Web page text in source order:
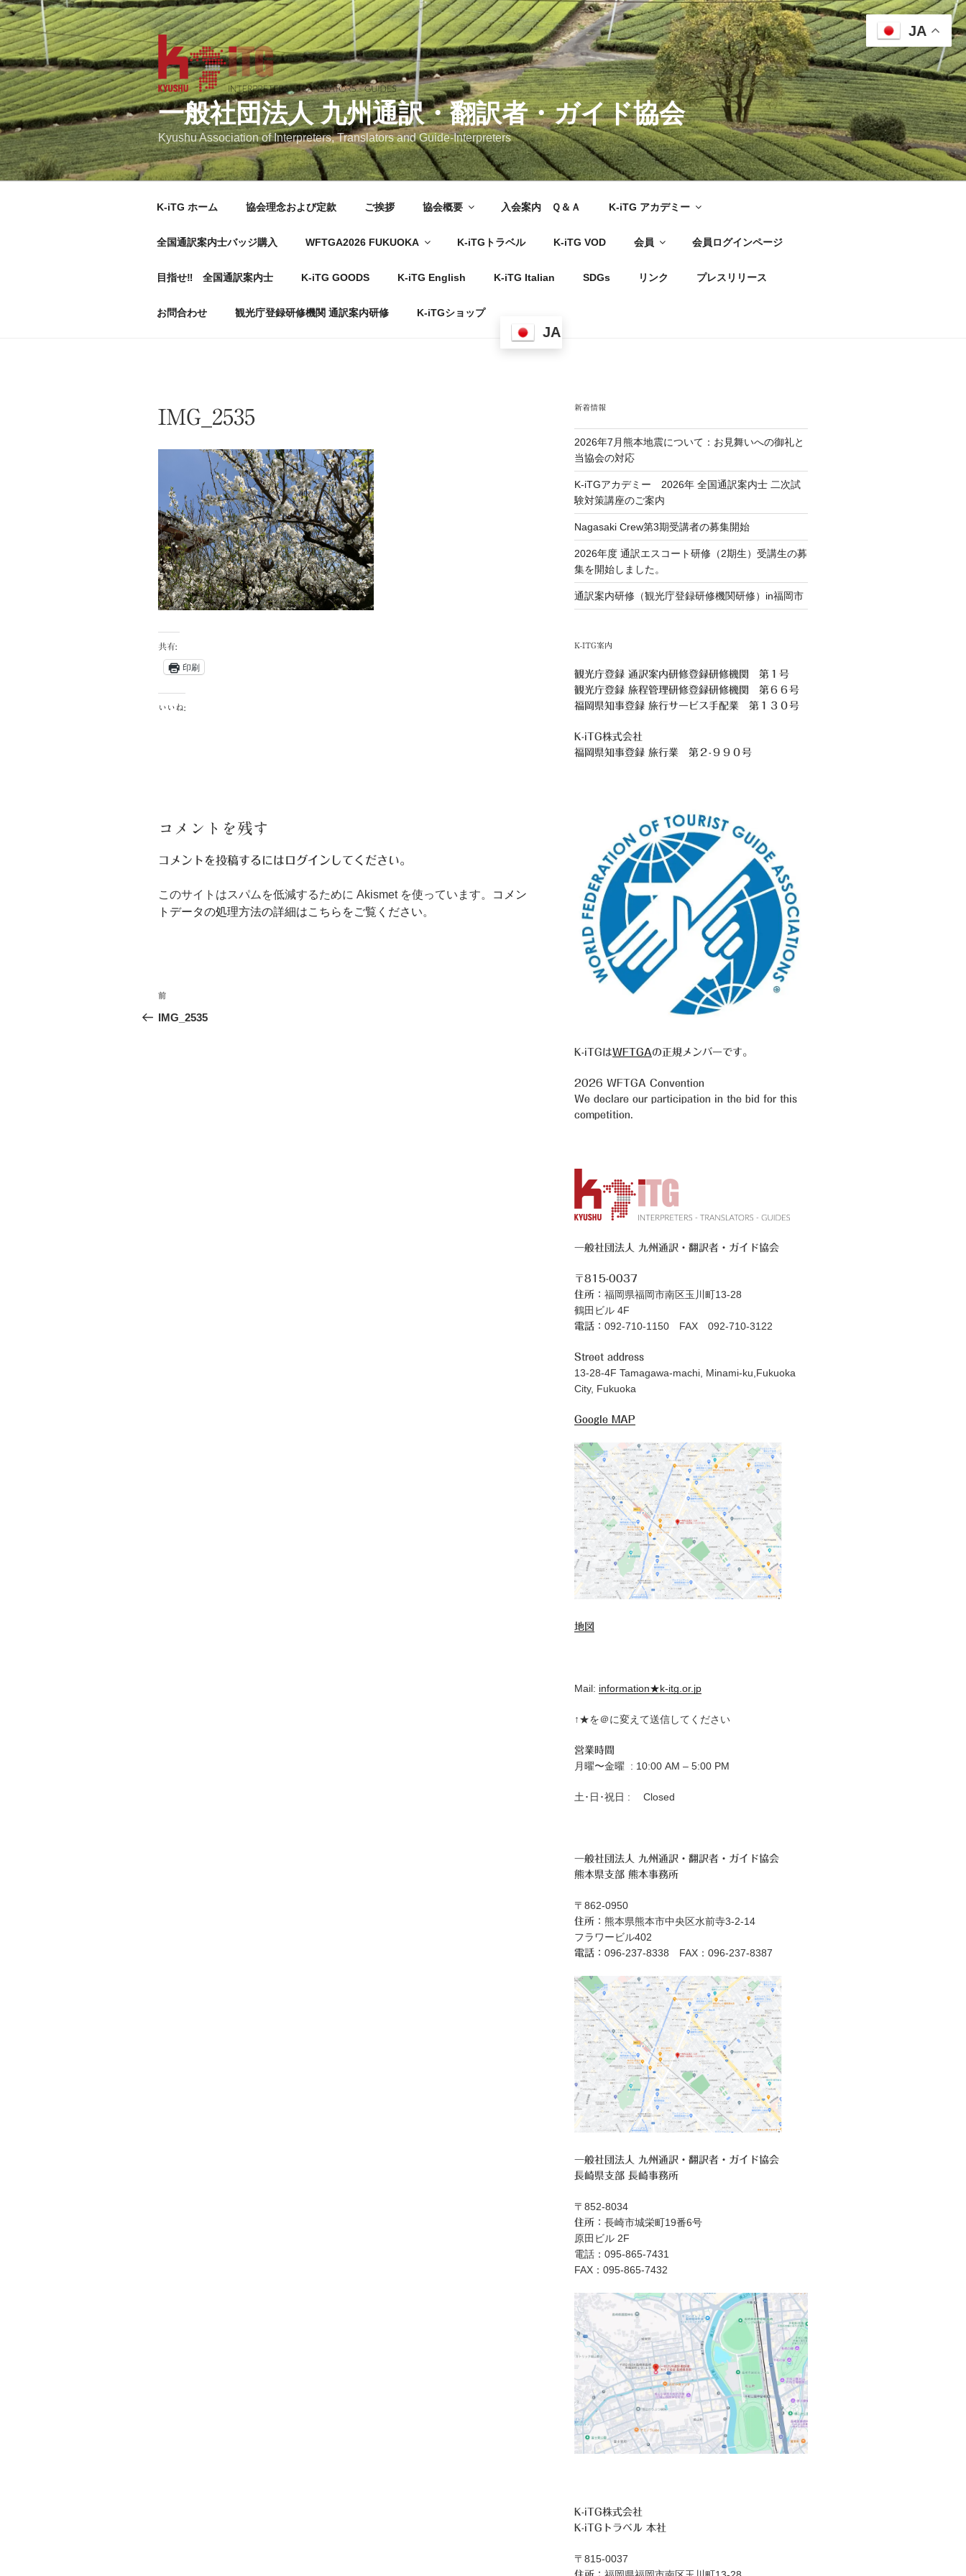
コ
ン
テ
ン
ツ
へ
ス
キ
ッ
プ
一般社団法人 九州通訳・翻訳者・ガイド協会
Kyushu Association of Interpreters, Translators and Guide-Interpreters
K-iTG ホーム 協会理念および定款 ご挨拶 協会概要 入会案内 Ｑ＆Ａ K-iTG アカデミー
全国通訳案内士バッジ購入 WFTGA2026 FUKUOKA K-iTGトラベル K-iTG VOD 会員 会員ログインページ
目指せ‼ 全国通訳案内士 K-iTG GOODS K-iTG English K-iTG Italian SDGs リンク プレスリリース
お問合わせ 観光庁登録研修機関 通訳案内研修 K-iTGショップ
JA
IMG_2535
共有:
印刷
いいね:
コメントを残す
コメントを投稿するにはログイン してください。
このサイトはスパムを低減するために Akismet を使っています。
コメン
トデータの処理方法の詳細はこちらをご覧ください。
投
稿
前
の
前
IMG_2535
新着情報
2026年7月熊本地震について：お見舞いへの御礼と
当協会の対応
K-iTGアカデミー 2026年 全国通訳案内士 二次試
験対策講座のご案内
Nagasaki Crew第3期受講者の募集開始
2026年度 通訳エスコート研修（2期生）受講生の募
集を開始しました。
通訳案内研修（観光庁登録研修機関研修）in福岡市
K-ITG案内
観光庁登録 通訳案内研修登録研修機関 第１号
観光庁登録 旅程管理研修登録研修機関 第６６号
福岡県知事登録 旅行サービス手配業 第１３０号
K-iTG株式会社
福岡県知事登録 旅行業 第２-９９０号
K-iTGはWFTGAの正規メンバーです。
2026 WFTGA Convention
We declare our participation in the bid for this
competition.
一般社団法人 九州通訳・翻訳者・ガイド協会
〒815-0037
住所： 福岡県福岡市南区玉川町13-28
鶴田ビル 4F
電話： 092-710-1150 FAX 092-710-3122
Street address
13-28-4F Tamagawa-machi, Minami-ku,Fukuoka
City, Fukuoka
Google MAP
地図
Mail: information★k-itg.or.jp
↑★を＠に変えて送信してください
営業時間
月曜〜金曜 : 10:00 AM – 5:00 PM
土･日･祝日 : Closed
一般社団法人 九州通訳・翻訳者・ガイド協会
熊本県支部 熊本事務所
〒862-0950
住所： 熊本県熊本市中央区水前寺3-2-14
フラワービル402
電話： 096‐237-8338 FAX：096-237-8387
一般社団法人 九州通訳・翻訳者・ガイド協会
長崎県支部 長崎事務所
〒852-8034
住所： 長崎市城栄町19番6号
原田ビル 2F
電話：095-865-7431
FAX：095-865-7432
K-iTG株式会社
K-iTGトラベル 本社
〒815-0037
JA